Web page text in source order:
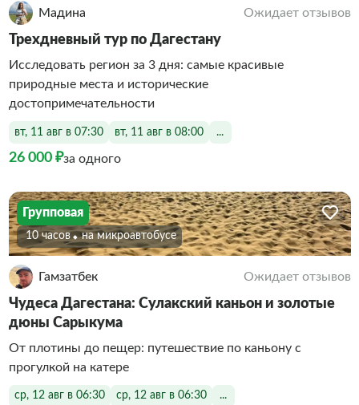
Мадина Ожидает отзывов
Трехдневный тур по Дагестану
Исследовать регион за 3 дня: самые красивые
природные места и исторические
достопримечательности
вт, 11 авг в 07:30 вт, 11 авг в 08:00 ...
26 000 ₽за одного
Групповая
10 часов На микроавтобусе
Гамзатбек Ожидает отзывов
Чудеса Дагестана: Сулакский каньон и золотые
дюны Сарыкума
От плотины до пещер: путешествие по каньону с
прогулкой на катере
ср, 12 авг в 06:30 ср, 12 авг в 06:30 ...